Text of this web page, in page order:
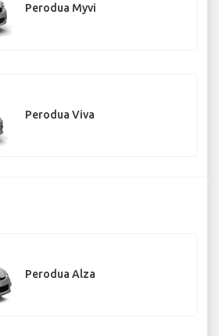
Perodua Myvi
Perodua Viva
Perodua Alza